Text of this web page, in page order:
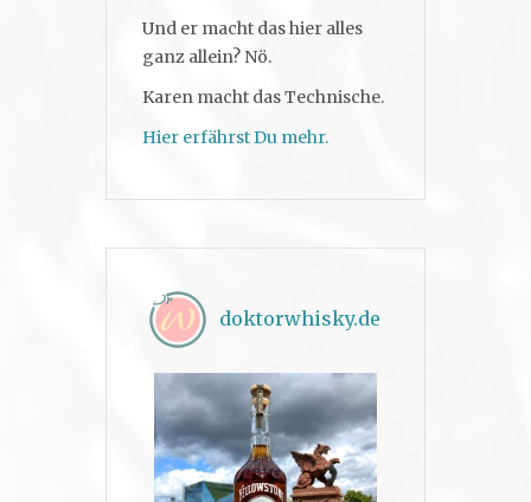
Und er macht das hier alles
ganz allein? Nö.
Karen macht das Technische.
Hier erfährst Du mehr.
doktorwhisky.de